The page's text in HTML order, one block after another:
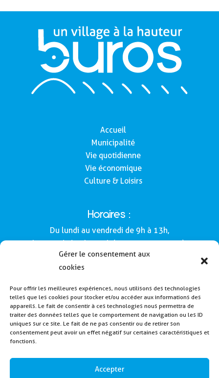
Gérer le consentement aux
cookies
Pour offrir les meilleures expériences, nous utilisons des technologies
telles que les cookies pour stocker et/ou accéder aux informations des
appareils. Le fait de consentir à ces technologies nous permettra de
traiter des données telles que le comportement de navigation ou les ID
uniques sur ce site. Le fait de ne pas consentir ou de retirer son
consentement peut avoir un effet négatif sur certaines caractéristiques et
fonctions.
Accepter
Accueil
Municipalité
Vie quotidienne
Vie économique
Culture & Loisirs
Horaires :
Du lundi au vendredi de 9h à 13h,
160, route de Morlàas
64160 - Buros
Tél : 05 59 62 54 49
Inscription alerte SMS
Contactez nous